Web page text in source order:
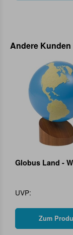
Andere
Globus Land -
UVP:
Zum